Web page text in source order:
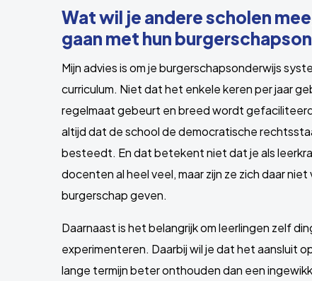
Wat wil je andere scholen
gaan met hun
Mijn advies is om je burgerschapsonderwijs
curriculum. Niet dat het enkele keren per jaar
regelmaat gebeurt en breed wordt
altijd dat de school de democratische
besteedt. En dat betekent niet dat je als
docenten al heel veel, maar zijn ze zich daar
burgerschap geven.
Daarnaast is het belangrijk om leerlingen zelf
experimenteren. Daarbij wil je dat het aansluit
lange termijn beter onthouden dan een